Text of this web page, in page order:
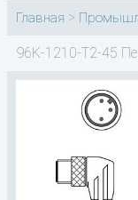
Главная >
96K-1210-T2-45